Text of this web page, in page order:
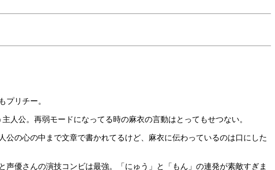
プリチー。
人公。再弱モードになってる時の麻衣の言動はとってもせつない。
の心の中まで文章で書かれてるけど、麻衣に伝わっているのは口にした
優さんの演技コンビは最強。「にゅう」と「もん」の連発が素敵すぎま